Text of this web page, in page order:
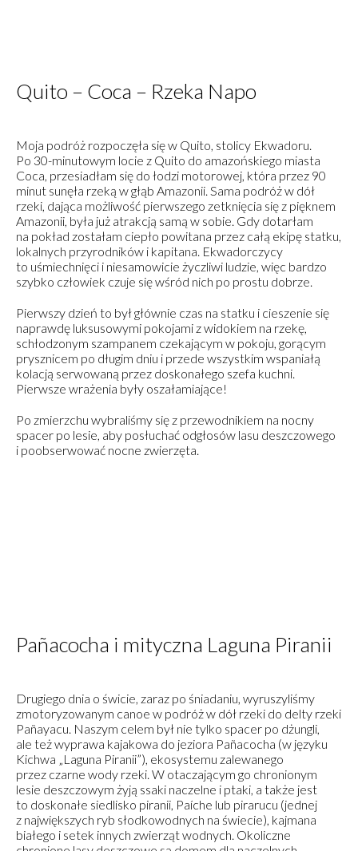
Quito – Coca – Rzeka Napo
Moja podróż rozpoczęła się w Quito, stolicy Ekwadoru.
Po 30-minutowym locie z Quito do amazońskiego miasta
Coca, przesiadłam się do łodzi motorowej, która przez 90
minut sunęła rzeką w głąb Amazonii. Sama podróż w dół
rzeki, dająca możliwość pierwszego zetknięcia się z pięknem
Amazonii, była już atrakcją samą w sobie. Gdy dotarłam
na pokład zostałam ciepło powitana przez całą ekipę statku,
lokalnych przyrodników i kapitana. Ekwadorczycy
to uśmiechnięci i niesamowicie życzliwi ludzie, więc bardzo
szybko człowiek czuje się wśród nich po prostu dobrze.
Pierwszy dzień to był głównie czas na statku i cieszenie się
naprawdę luksusowymi pokojami z widokiem na rzekę,
schłodzonym szampanem czekającym w pokoju, gorącym
prysznicem po długim dniu i przede wszystkim wspaniałą
kolacją serwowaną przez doskonałego szefa kuchni.
Pierwsze wrażenia były oszałamiające!
Po zmierzchu wybraliśmy się z przewodnikiem na nocny
spacer po lesie, aby posłuchać odgłosów lasu deszczowego
i poobserwować nocne zwierzęta.
Pañacocha i mityczna Laguna Piranii
Drugiego dnia o świcie, zaraz po śniadaniu, wyruszyliśmy
zmotoryzowanym canoe w podróż w dół rzeki do delty rzeki
Pañayacu. Naszym celem był nie tylko spacer po dżungli,
ale też wyprawa kajakowa do jeziora Pañacocha (w języku
Kichwa „Laguna Piranii”), ekosystemu zalewanego
przez czarne wody rzeki. W otaczającym go chronionym
lesie deszczowym żyją ssaki naczelne i ptaki, a także jest
to doskonałe siedlisko piranii, Paíche lub pirarucu (jednej
z największych ryb słodkowodnych na świecie), kajmana
białego i setek innych zwierząt wodnych. Okoliczne